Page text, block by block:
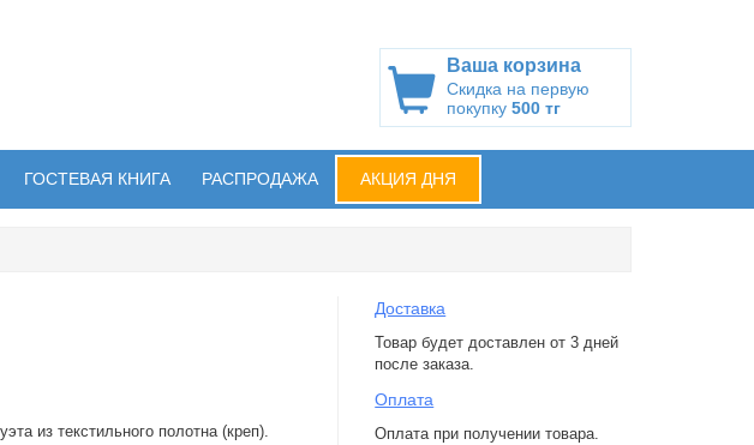
Ваша корзина
Скидка на первую
покупку 500 тг
ГОСТЕВАЯ КНИГА РАСПРОДАЖА АКЦИЯ ДНЯ
из текстильного полотна (креп).
Доставка
Товар будет доставлен от 3 дней
после заказа.
Оплата
Оплата при получении товара.